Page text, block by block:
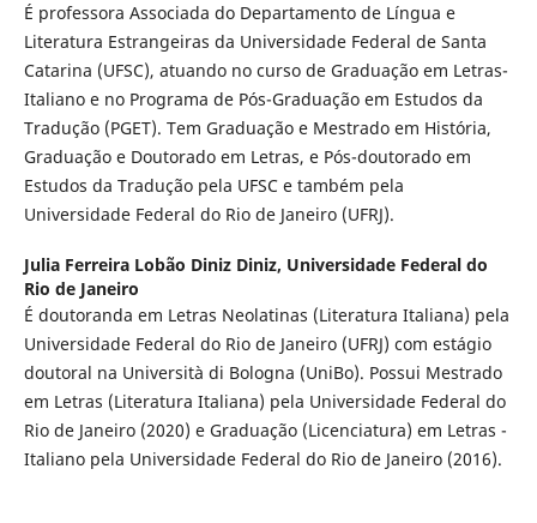
É professora Associada do Departamento de Língua e
Literatura Estrangeiras da Universidade Federal de Santa
Catarina (UFSC), atuando no curso de Graduação em Letras-
Italiano e no Programa de Pós-Graduação em Estudos da
Tradução (PGET). Tem Graduação e Mestrado em História,
Graduação e Doutorado em Letras, e Pós-doutorado em
Estudos da Tradução pela UFSC e também pela
Universidade Federal do Rio de Janeiro (UFRJ).
Julia Ferreira Lobão Diniz Diniz, Universidade Federal do
Rio de Janeiro
É doutoranda em Letras Neolatinas (Literatura Italiana) pela
Universidade Federal do Rio de Janeiro (UFRJ) com estágio
doutoral na Università di Bologna (UniBo). Possui Mestrado
em Letras (Literatura Italiana) pela Universidade Federal do
Rio de Janeiro (2020) e Graduação (Licenciatura) em Letras -
Italiano pela Universidade Federal do Rio de Janeiro (2016).